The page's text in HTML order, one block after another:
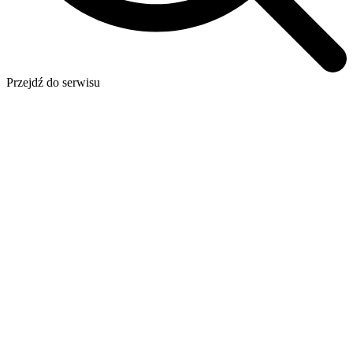
Przejdź do serwisu